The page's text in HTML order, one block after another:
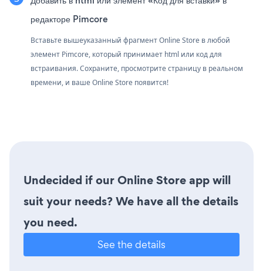
редакторе Pimcore
Вставьте вышеуказанный фрагмент Online Store в любой
элемент Pimcore, который принимает html или код для
встраивания. Сохраните, просмотрите страницу в реальном
времени, и ваше Online Store появится!
Undecided if our Online Store app will
suit your needs? We have all the details
you need.
See the details